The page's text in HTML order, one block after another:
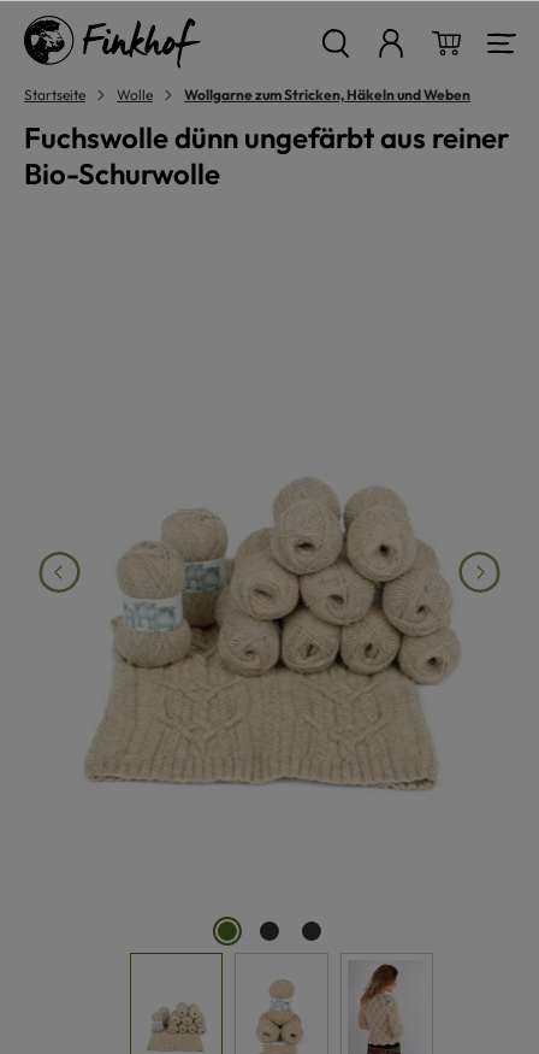
springen
Startseite Wolle Wollgarne zum Stricken, Häkeln und Weben
Fuchswolle dünn ungefärbt aus reiner
Bio-Schurwolle